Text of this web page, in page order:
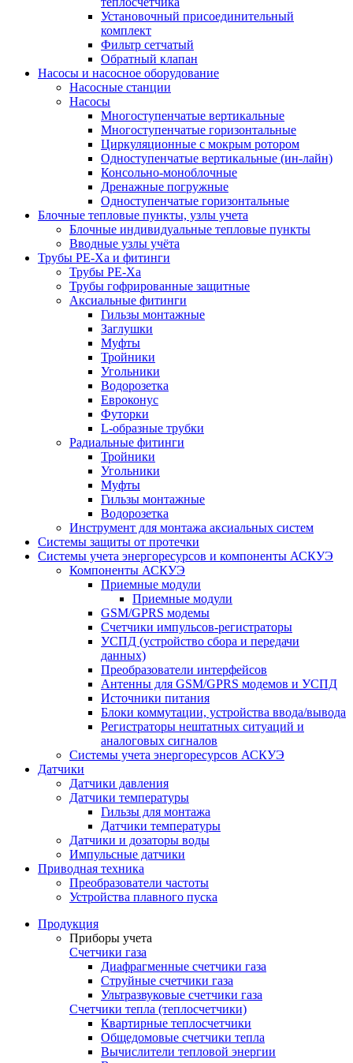
Установочный присоединительный
комплект
Фильтр сетчатый
Обратный клапан
Насосы и насосное оборудование
Насосные станции
Насосы
Многоступенчатые вертикальные
Многоступенчатые горизонтальные
Циркуляционные с мокрым ротором
Одноступенчатые вертикальные (ин-лайн)
Консольно-моноблочные
Дренажные погружные
Одноступенчатые горизонтальные
Блочные тепловые пункты, узлы учета
Блочные индивидуальные тепловые пункты
Вводные узлы учёта
Трубы РЕ-Ха и фитинги
Трубы РЕ-Ха
Трубы гофрированные защитные
Аксиальные фитинги
Гильзы монтажные
Заглушки
Муфты
Тройники
Угольники
Водорозетка
Евроконус
Футорки
L-образные трубки
Радиальные фитинги
Тройники
Угольники
Муфты
Гильзы монтажные
Водорозетка
Инструмент для монтажа аксиальных систем
Системы защиты от протечки
Системы учета энергоресурсов и компоненты АСКУЭ
Компоненты АСКУЭ
Приемные модули
Приемные модули
GSM/GPRS модемы
Счетчики импульсов-регистраторы
УСПД (устройство сбора и передачи
данных)
Преобразователи интерфейсов
Антенны для GSM/GPRS модемов и УСПД
Источники питания
Блоки коммутации, устройства ввода/вывода
Регистраторы нештатных ситуаций и
аналоговых сигналов
Системы учета энергоресурсов АСКУЭ
Датчики
Датчики давления
Датчики температуры
Гильзы для монтажа
Датчики температуры
Датчики и дозаторы воды
Импульсные датчики
Приводная техника
Преобразователи частоты
Устройства плавного пуска
Продукция
Приборы учета
Счетчики газа
Диафрагменные счетчики газа
Струйные счетчики газа
Ультразвуковые счетчики газа
Счетчики тепла (теплосчетчики)
Квартирные теплосчетчики
Общедомовые счетчики тепла
Вычислители тепловой энергии